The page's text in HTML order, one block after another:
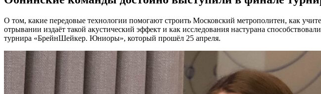
О том, какие передовые технологии помогают строить Московский метрополитен, как
отрывании издаёт такой акустический эффект и как исследования настурана
турнира «БрейнШейкер. Юниоры», который прошёл 25 апреля.